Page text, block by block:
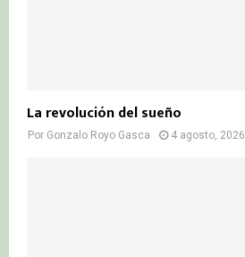
La revolución del sueño
Por Gonzalo Royo Gasca 4 agosto, 2026